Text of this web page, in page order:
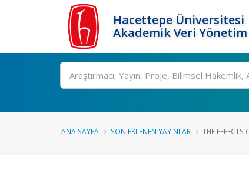
Hacettepe Üniversitesi
Akademik Veri
Ara
ANA SAYFA SON EKLENEN YAYINLAR THE EFFECTS